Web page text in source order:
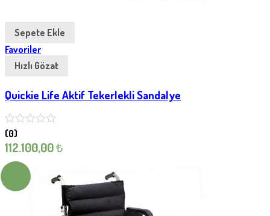
Sepete Ekle
Favoriler
Hızlı Gözat
Quickie Life Aktif Tekerlekli Sandalye
(0)
112.100,00₺